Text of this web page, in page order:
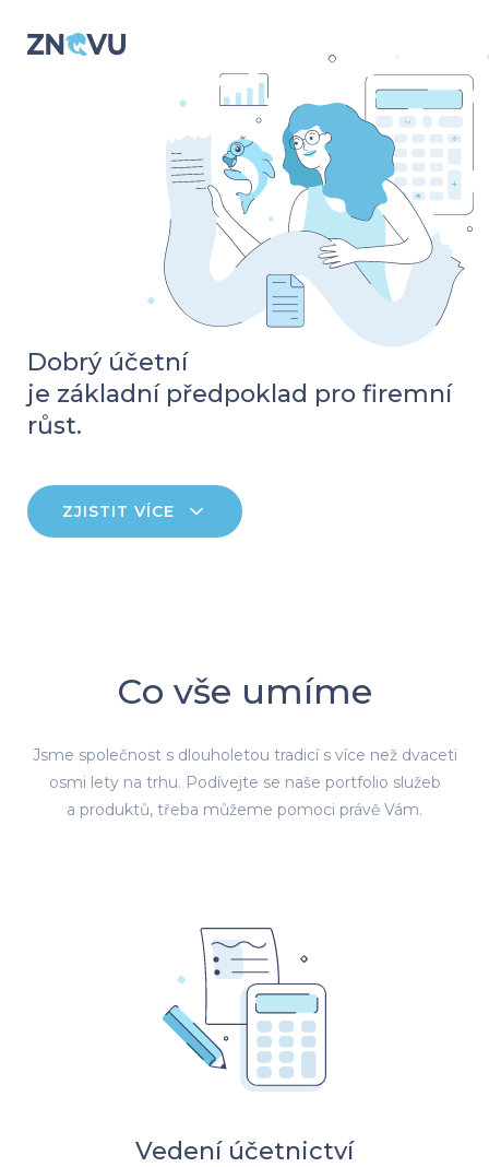
Dobrý účetní
je základní předpoklad pro firemní
růst.
ZJISTIT VÍCE
Co vše umíme
Jsme společnost s dlouholetou tradicí s více než dvaceti
osmi lety na trhu. Podívejte se naše portfolio služeb
a produktů, třeba můžeme pomoci právě Vám.
Vedení účetnictví